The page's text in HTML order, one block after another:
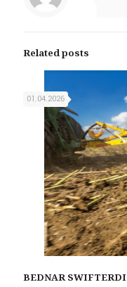
Related posts
01.04.2026
BEDNAR